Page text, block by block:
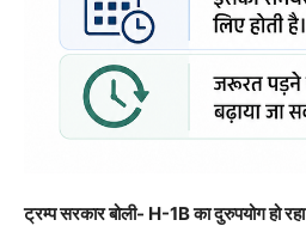
ट्रम्प सरकार बोली- H-1B का दुरुपयोग हो रहा